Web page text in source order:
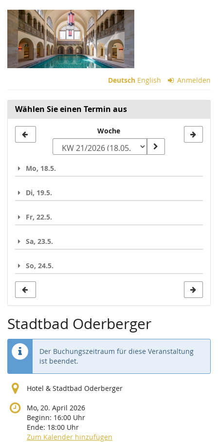
Zum
Haupt-
Inhalt
springen
Deutsch English Anmelden
Wählen Sie einen Termin aus
zur
auswählen
Woche
Mo, 18.5.
Di, 19.5.
Fr, 22.5.
Sa, 23.5.
So, 24.5.
Stadtbad Oderberger
Der Buchungszeitraum für diese Veranstaltung
ist beendet.
Hotel & Stadtbad Oderberger
Mo, 20. April 2026
Beginn: 16:00 Uhr
Ende: 18:00 Uhr
Zum Kalender hinzufügen